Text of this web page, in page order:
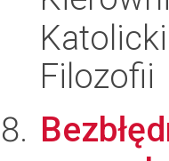
Filozofii